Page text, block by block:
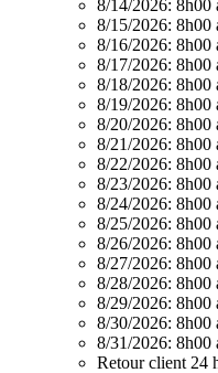
8/14/2026: 8h00
8/15/2026: 8h00
8/16/2026: 8h00
8/17/2026: 8h00
8/18/2026: 8h00
8/19/2026: 8h00
8/20/2026: 8h00
8/21/2026: 8h00
8/22/2026: 8h00
8/23/2026: 8h00
8/24/2026: 8h00
8/25/2026: 8h00
8/26/2026: 8h00
8/27/2026: 8h00
8/28/2026: 8h00
8/29/2026: 8h00
8/30/2026: 8h00
8/31/2026: 8h00
Retour client 24